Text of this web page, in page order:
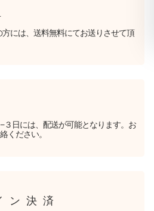
には、送料無料にてお送りさせて頂
３日には、配送が可能となります。お
ください。
ン決済